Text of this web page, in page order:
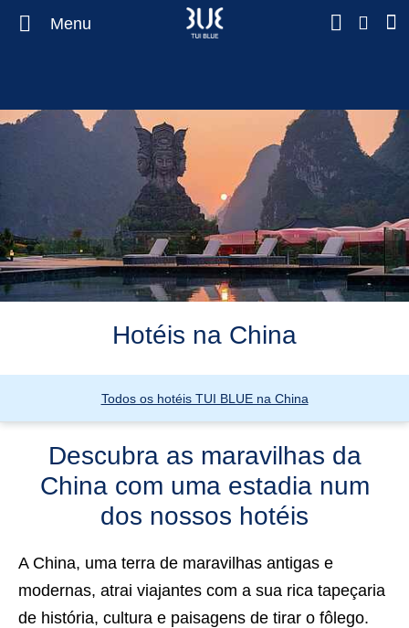
Menu
Hotéis na China
Todos os hotéis TUI BLUE na China
Descubra as maravilhas da
China com uma estadia num
dos nossos hotéis
A China, uma terra de maravilhas antigas e
modernas, atrai viajantes com a sua rica tapeçaria
de história, cultura e paisagens de tirar o fôlego.